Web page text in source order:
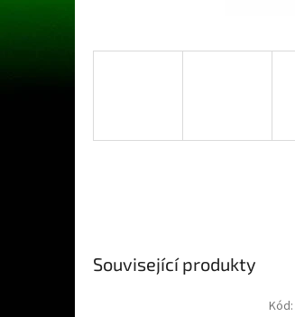
Související produkty
Kód: